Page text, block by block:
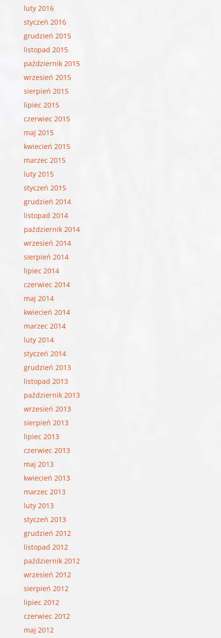
luty 2016
styczeń 2016
grudzień 2015
listopad 2015
październik 2015
wrzesień 2015
sierpień 2015
lipiec 2015
czerwiec 2015
maj 2015
kwiecień 2015
marzec 2015
luty 2015
styczeń 2015
grudzień 2014
listopad 2014
październik 2014
wrzesień 2014
sierpień 2014
lipiec 2014
czerwiec 2014
maj 2014
kwiecień 2014
marzec 2014
luty 2014
styczeń 2014
grudzień 2013
listopad 2013
październik 2013
wrzesień 2013
sierpień 2013
lipiec 2013
czerwiec 2013
maj 2013
kwiecień 2013
marzec 2013
luty 2013
styczeń 2013
grudzień 2012
listopad 2012
październik 2012
wrzesień 2012
sierpień 2012
lipiec 2012
czerwiec 2012
maj 2012